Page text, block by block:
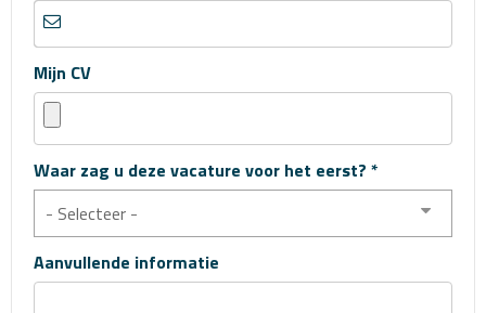
Mijn CV
Waar zag u deze vacature voor het eerst? *
- Selecteer -
Aanvullende informatie